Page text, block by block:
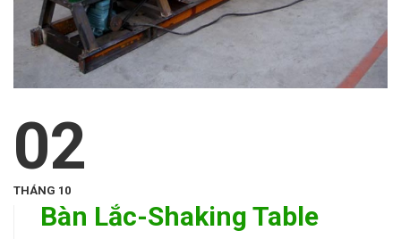
02
THÁNG 10
Bàn Lắc-Shaking Table